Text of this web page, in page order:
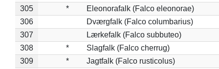
305
*
Eleonorafalk (Falco eleonorae)
306
Dværgfalk (Falco columbarius)
307
Lærkefalk (Falco subbuteo)
308
*
Slagfalk (Falco cherrug)
309
*
Jagtfalk (Falco rusticolus)